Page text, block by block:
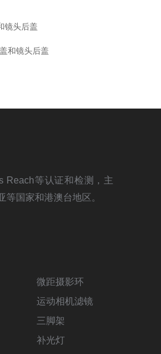
镜头后盖
和镜头后盖
Reach等认证和检测，主
等国家和港澳台地区。
微距摄影环
运动相机滤镜
三脚架
补光灯